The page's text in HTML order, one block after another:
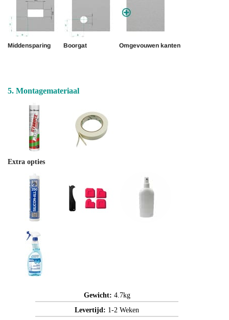
Middensparing Boorgat Omgevouwen kanten
5. Montagemateriaal
Extra opties
Gewicht: 4.7kg
Levertijd: 1-2 Weken